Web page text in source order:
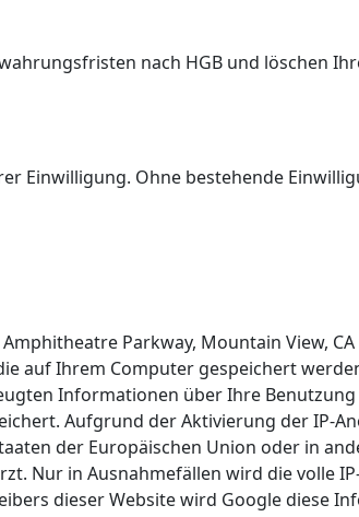
nach HGB und löschen
Einwilligung. Ohne bestehende
Parkway, Mountain View, CA
auf Ihrem Computer gespeichert
Informationen über Ihre
Aufgrund der Aktivierung der IP-
der Europäischen Union oder in
Nur in Ausnahmefällen wird die volle
dieser Website wird Google diese